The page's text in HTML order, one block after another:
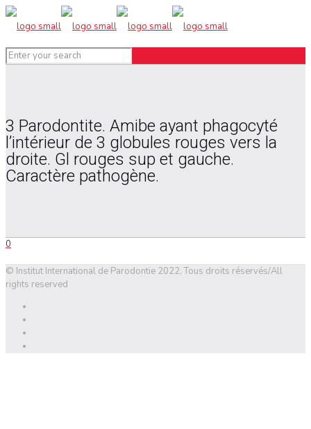
3 Parodontite. Amibe ayant phagocyté
l’intérieur de 3 globules rouges vers la
droite. Gl rouges sup et gauche.
Caractère pathogène.
0
© Institut International de Parodontie 2022, Tous droits réservés/All
rights reserved